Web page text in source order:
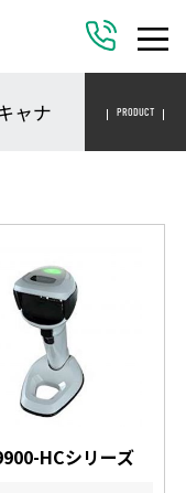
ャナ PRODUCT
HCシリーズ